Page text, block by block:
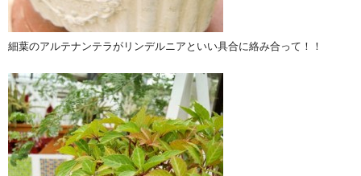
細葉のアルテナンテラがリンデルニアといい具合に絡み合って！！